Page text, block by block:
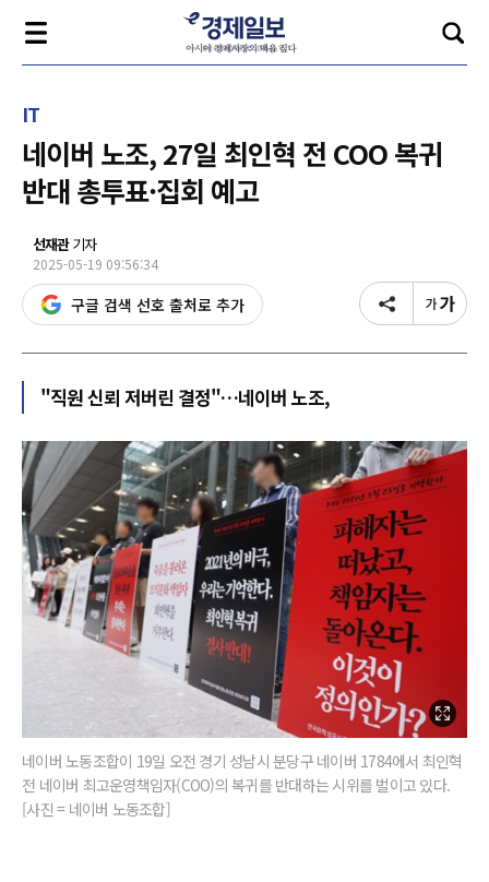
IT
네이버 노조, 27일 최인혁 전 COO 복귀
반대 총투표·집회 예고
선재관기자
2025-05-19 09:56:34
구글 검색 선호 출처로 추가
"직원 신뢰 저버린 결정"…네이버 노조,
네이버 노동조합이 19일 오전 경기 성남시 분당구 네이버 1784에서 최인혁
전 네이버 최고운영책임자(COO)의 복귀를 반대하는 시위를 벌이고 있다.
[사진 = 네이버 노동조합]